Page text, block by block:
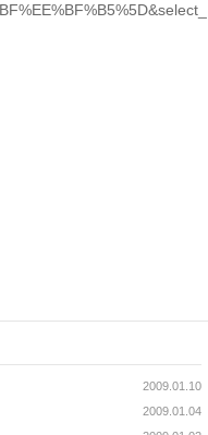
2009.01.10
2009.01.04